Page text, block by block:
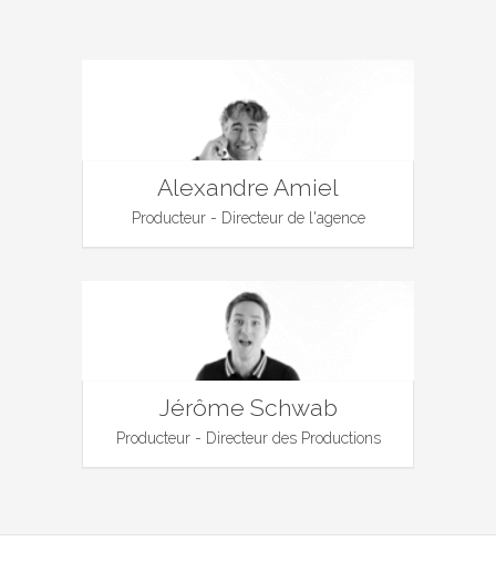
Alexandre Amiel
Producteur - Directeur de l'agence
Jérôme Schwab
Producteur - Directeur des Productions